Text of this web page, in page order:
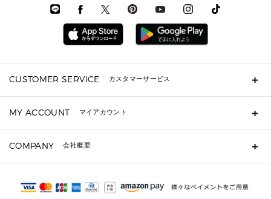
メンズ ウェア
メンズ 時計・その他
メンズウェア
▶ 財布すべて
ミニ財布・フラグメントケース
折り財布(二つ折り・三つ折り)
長財布
▶ 小物すべて
キーケース
定期ケース・カードケース・名刺入れ
ポーチ
サンダル
パンプス・フラット
CUSTOMER SERVICE カスタマーサービス
ギフト用にラッピングができますか？
ショッピングバッグを購入商品分送ってもらえますか？
注文後に完了メールが受信できないのですが？
サイズ交換はできますか？
MY ACCOUNT マイアカウント
COMPANY 会社概要
会社概要